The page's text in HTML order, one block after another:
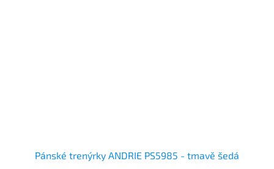
Pánské trenýrky ANDRIE PS5985 - tmavě šedá